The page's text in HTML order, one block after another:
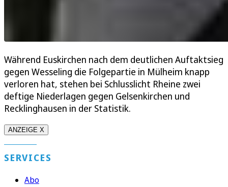
Während Euskirchen nach dem deutlichen Auftaktsieg
gegen Wesseling die Folgepartie in Mülheim knapp
verloren hat, stehen bei Schlusslicht Rheine zwei
deftige Niederlagen gegen Gelsenkirchen und
Recklinghausen in der Statistik.
ANZEIGE X
SERVICES
Abo